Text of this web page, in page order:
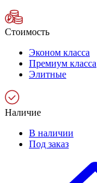
Стоимость
Эконом класса
Премиум класса
Элитные
Наличие
В наличии
Под заказ